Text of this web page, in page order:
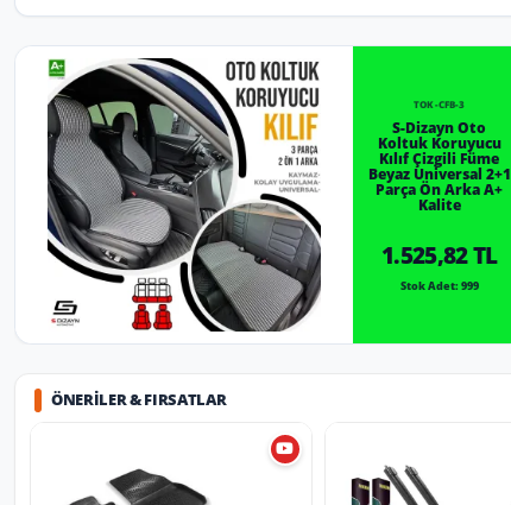
TOK-CFB-3
S-Dizayn Oto
Koltuk Koruyucu
Kılıf Çizgili Füme
Beyaz Universal 2+1
Parça Ön Arka A+
Kalite
1.525,82 TL
Stok Adet: 999
ÖNERILER & FIRSATLAR